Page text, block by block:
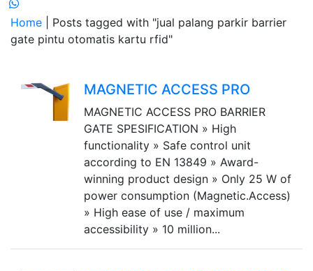
Home
| Posts tagged with "jual palang parkir barrier
gate pintu otomatis kartu rfid"
MAGNETIC ACCESS PRO
MAGNETIC ACCESS PRO BARRIER
GATE SPESIFICATION » High
functionality » Safe control unit
according to EN 13849 » Award-
winning product design » Only 25 W of
power consumption (Magnetic.Access)
» High ease of use / maximum
accessibility » 10 million...